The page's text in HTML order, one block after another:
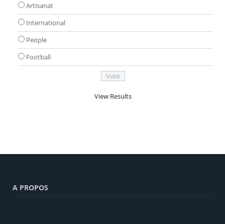
Artisanat
International
People
Football
View Results
A PROPOS